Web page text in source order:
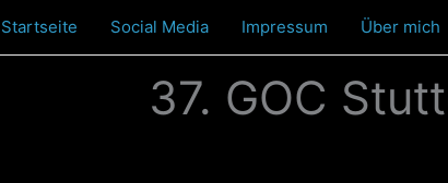
Startseite Social Media Impressum Über mich
37. GOC